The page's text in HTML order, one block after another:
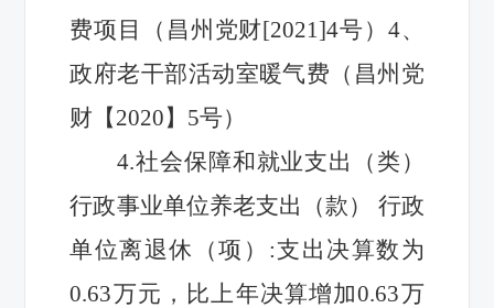
费项目（昌州党财[2021]4号） 4、
政府老干部活动室暖气费（昌州党
财【2020】5号）
4.社会保障和就业支出（类）
行政事业单位养老支出（款）
行政
单位离退休（项） :支出决算数为
0.63万元，比上年决算增加0.63万